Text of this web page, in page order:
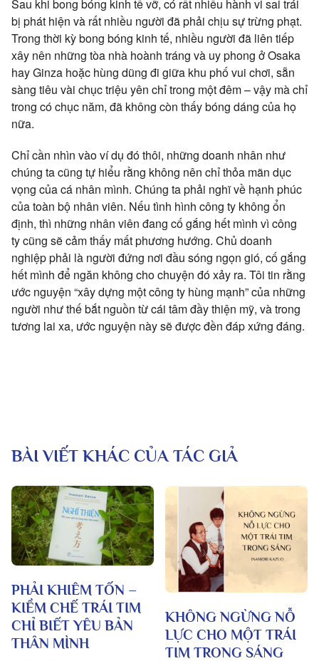
Sau khi bong bóng kinh tế vỡ, có rất nhiều hành vi sai trái
bị phát hiện và rất nhiều người đã phải chịu sự trừng phạt.
Trong thời kỳ bong bóng kinh tế, nhiều người đã liên tiếp
xây nên những tòa nhà hoành tráng và uy phong ở Osaka
hay Ginza hoặc hùng dũng đi giữa khu phố vui chơi, sẵn
sàng tiêu vài chục triệu yên chỉ trong một đêm – vậy mà chỉ
trong có chục năm, đã không còn thấy bóng dáng của họ
nữa.
Chỉ cần nhìn vào ví dụ đó thôi, những doanh nhân như
chúng ta cũng tự hiểu rằng không nên chỉ thỏa mãn dục
vọng của cá nhân mình. Chúng ta phải nghĩ về hạnh phúc
của toàn bộ nhân viên. Nếu tình hình công ty không ổn
định, thì những nhân viên đang cố gắng hết mình vì công
ty cũng sẽ cảm thấy mất phương hướng. Chủ doanh
nghiệp phải là người đứng nơi đầu sóng ngọn gió, cố gắng
hết mình để ngăn không cho chuyện đó xảy ra. Tôi tin rằng
ước nguyện “xây dựng một công ty hùng mạnh” của những
người như thế bắt nguồn từ cái tâm đầy thiện mỹ, và trong
tương lai xa, ước nguyện này sẽ được đền đáp xứng đáng.
BÀI VIẾT KHÁC CỦA TÁC GIẢ
PHẢI KHIÊM TỐN –
KIỀM CHẾ TRÁI TIM
CHỈ BIẾT YÊU BẢN
THÂN MÌNH
KHÔNG NGỪNG NỖ
LỰC CHO MỘT TRÁI
TIM TRONG SÁNG